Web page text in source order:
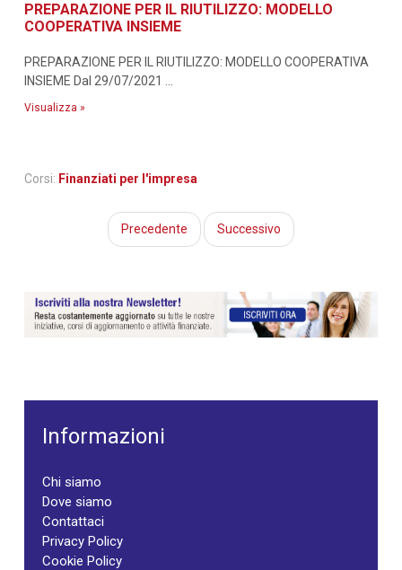
PREPARAZIONE PER IL RIUTILIZZO: MODELLO
COOPERATIVA INSIEME
PREPARAZIONE PER IL RIUTILIZZO: MODELLO COOPERATIVA
INSIEME Dal 29/07/2021 ...
Visualizza »
Corsi: Finanziati per l'impresa
Precedente Successivo
Informazioni
Chi siamo
Dove siamo
Contattaci
Privacy Policy
Cookie Policy